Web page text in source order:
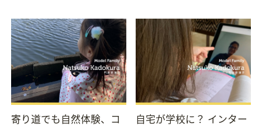
寄り道でも自然体験、コ
自宅が学校に？ インター